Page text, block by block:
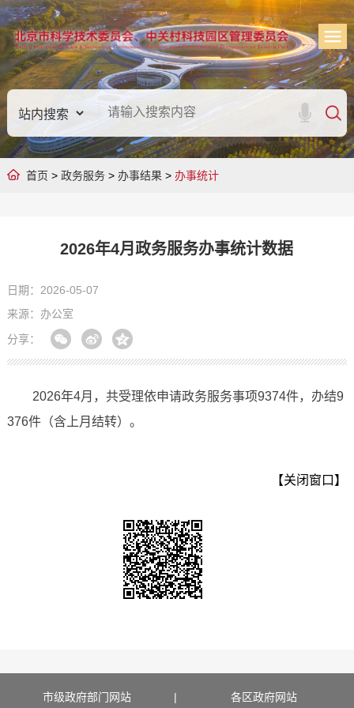
首页 > 政务服务> 办事结果> 办事统计
2026年4月政务服务办事统计数据
日期：2026-05-07
来源：办公室
分享：
2026年4月，共受理依申请政务服务事项9374件，办结9
376件（含上月结转）。
【关闭窗口】
市级政府部门网站 | 各区政府网站